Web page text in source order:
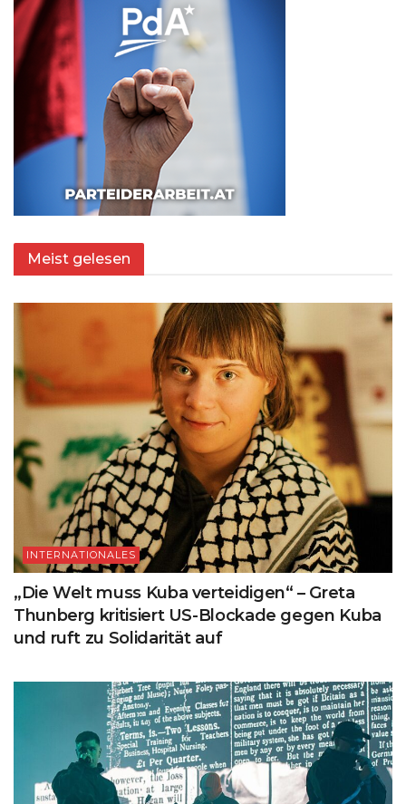
Meist gelesen
INTERNATIONALES
„Die Welt muss Kuba verteidigen“ – Greta
Thunberg kritisiert US-Blockade gegen Kuba
und ruft zu Solidarität auf